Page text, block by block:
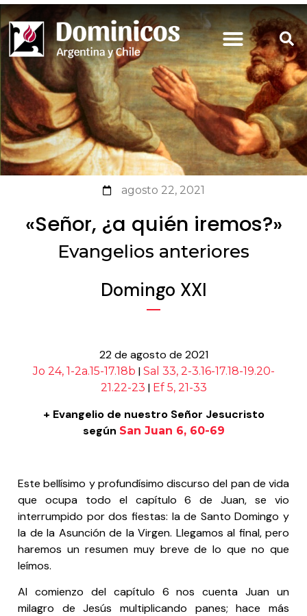
agosto 22, 2021
«Señor, ¿a quién iremos?»
Evangelios anteriores
Domingo XXI
22 de agosto de 2021
Jo 24, 1-2a.15-17.18b | Sal 33, 2-3.16-17.18-19.20-
21.22-23 | Ef 5, 21-33
+ Evangelio de nuestro Señor Jesucristo
según San Juan 6, 60-69
Este bellísimo y profundísimo discurso del pan de vida
que ocupa todo el capítulo 6 de Juan, se vio
interrumpido por dos fiestas: la de Santo Domingo y
la de la Asunción de la Virgen. Llegamos al final, pero
haremos un resumen muy breve de lo que no que
leímos.
Al comienzo del capítulo 6 nos cuenta Juan un
milagro de Jesús multiplicando panes; hace más